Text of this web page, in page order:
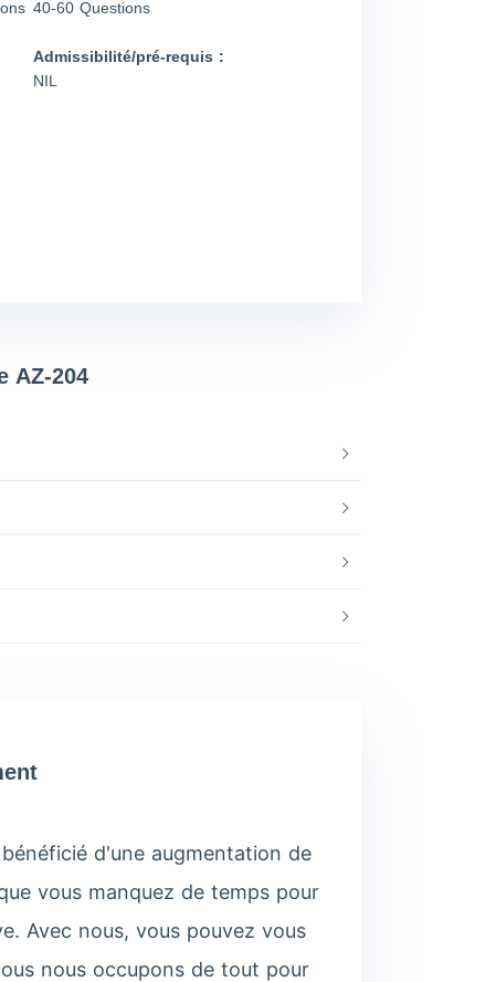
40-60 Questions
Admissibilité/pré-requis :
NIL
AZ-204
d'une augmentation de
vous manquez de temps pour
Avec nous, vous pouvez vous
nous occupons de tout pour